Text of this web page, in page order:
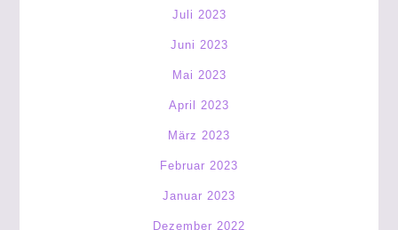
Juli 2023
Juni 2023
Mai 2023
April 2023
März 2023
Februar 2023
Januar 2023
Dezember 2022